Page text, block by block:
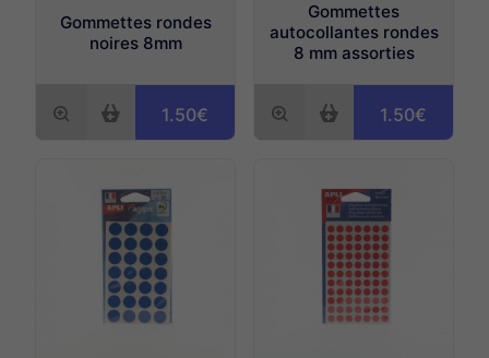
Gommettes rondes
noires 8mm
1.50€
Gommettes
autocollantes rondes
8 mm assorties
1.50€